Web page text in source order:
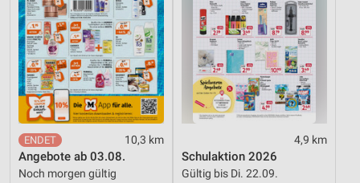
10,3 km
Angebote ab 03.08.
Noch morgen gültig
4,9 km
Schulaktion 2026
Gültig bis Di. 22.09.